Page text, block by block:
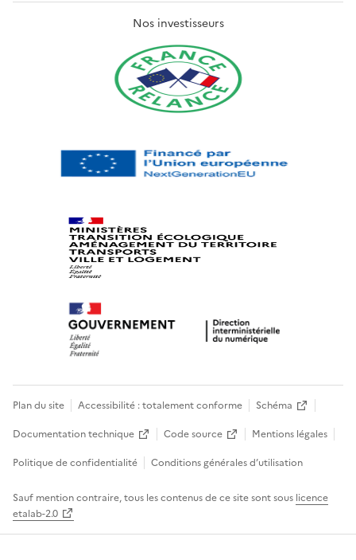
Nos investisseurs
Plan du site Accessibilité : totalement conforme
Schéma
Documentation technique
Code source
Mentions légales
Politique de confidentialité
Conditions générales d’utilisation
Sauf mention contraire, tous les contenus de ce site sont sous licence
etalab-2.0